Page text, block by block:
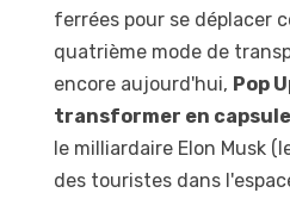
ferrées pour se déplacer
quatrième mode de
encore aujourd'hui, Pop
transformer en capsule
le milliardaire Elon Musk
des touristes dans